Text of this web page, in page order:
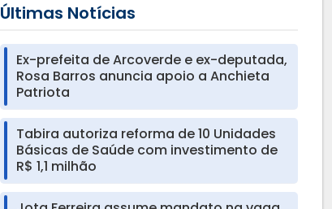
Últimas Notícias
Ex-prefeita de Arcoverde e ex-deputada,
Rosa Barros anuncia apoio a Anchieta
Patriota
Tabira autoriza reforma de 10 Unidades
Básicas de Saúde com investimento de
R$ 1,1 milhão